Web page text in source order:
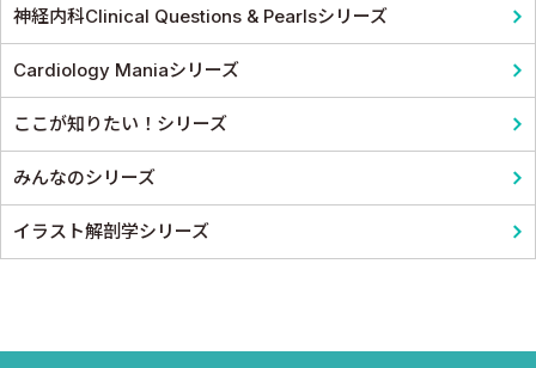
神経内科Clinical Questions & Pearlsシリーズ
Cardiology Maniaシリーズ
ここが知りたい！シリーズ
みんなのシリーズ
イラスト解剖学シリーズ